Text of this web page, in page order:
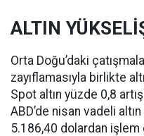
ALTIN
Orta Doğu’daki
zayıflamasıyla birlikte
Spot altın yüzde 0,8
ABD’de nisan vadeli
5.186,40 dolardan işlem